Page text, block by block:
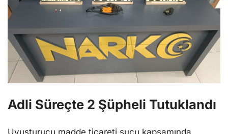
Adli Süreçte 2 Şüpheli Tutuklandı
Uyuşturucu madde ticareti suçu kapsamında